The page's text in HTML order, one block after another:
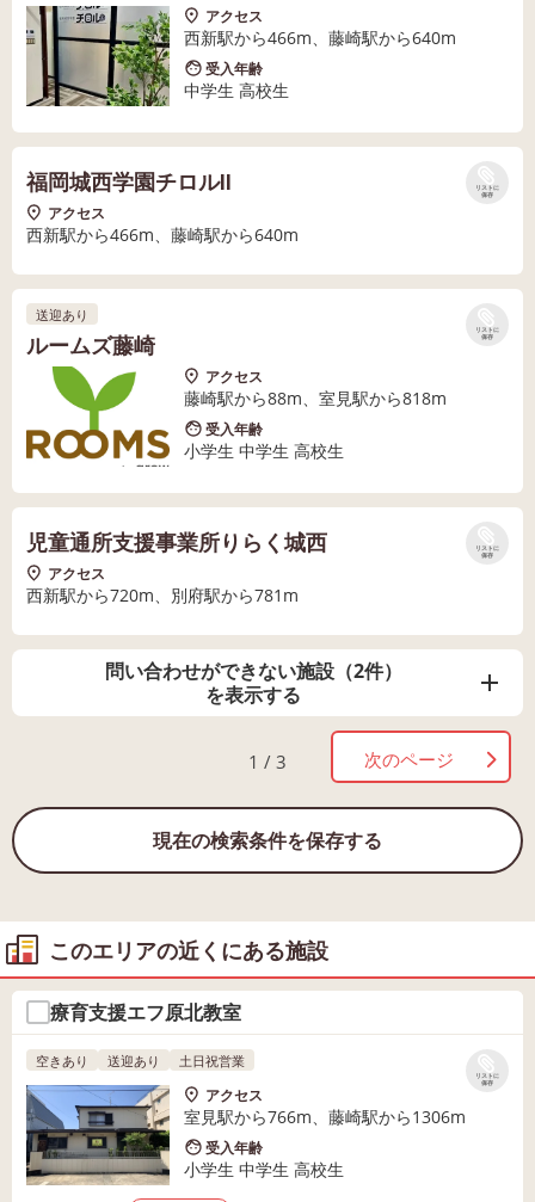
アクセス
西新駅から466m、藤崎駅から640m
受入年齢
中学生 高校生
リストに
保存
福岡城西学園チロルⅡ
アクセス
西新駅から466m、藤崎駅から640m
リストに
保存
送迎あり
ルームズ藤崎
アクセス
藤崎駅から88m、室見駅から818m
受入年齢
小学生 中学生 高校生
リストに
保存
児童通所支援事業所りらく城西
アクセス
西新駅から720m、別府駅から781m
問い合わせができない施設（2件）
を表示する
1 / 3 次のページ
現在の検索条件を保存する
このエリアの近くにある施設
療育支援エフ原北教室
リストに
保存
空きあり 送迎あり 土日祝営業
アクセス
室見駅から766m、藤崎駅から1306m
受入年齢
小学生 中学生 高校生